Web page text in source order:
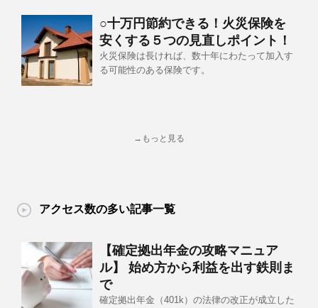
○十万円節約できる！火災保険を
安くする５つの見直しポイント！
火災保険は長ければ、数十年にわたって加入す
る可能性のある保険です。
→もっと見る
アクセス数の多い記事一覧
【確定拠出年金の攻略マニュア
ル】 始め方から利益を出す鉄則ま
で
確定拠出年金（401k）の法律の改正が成立した